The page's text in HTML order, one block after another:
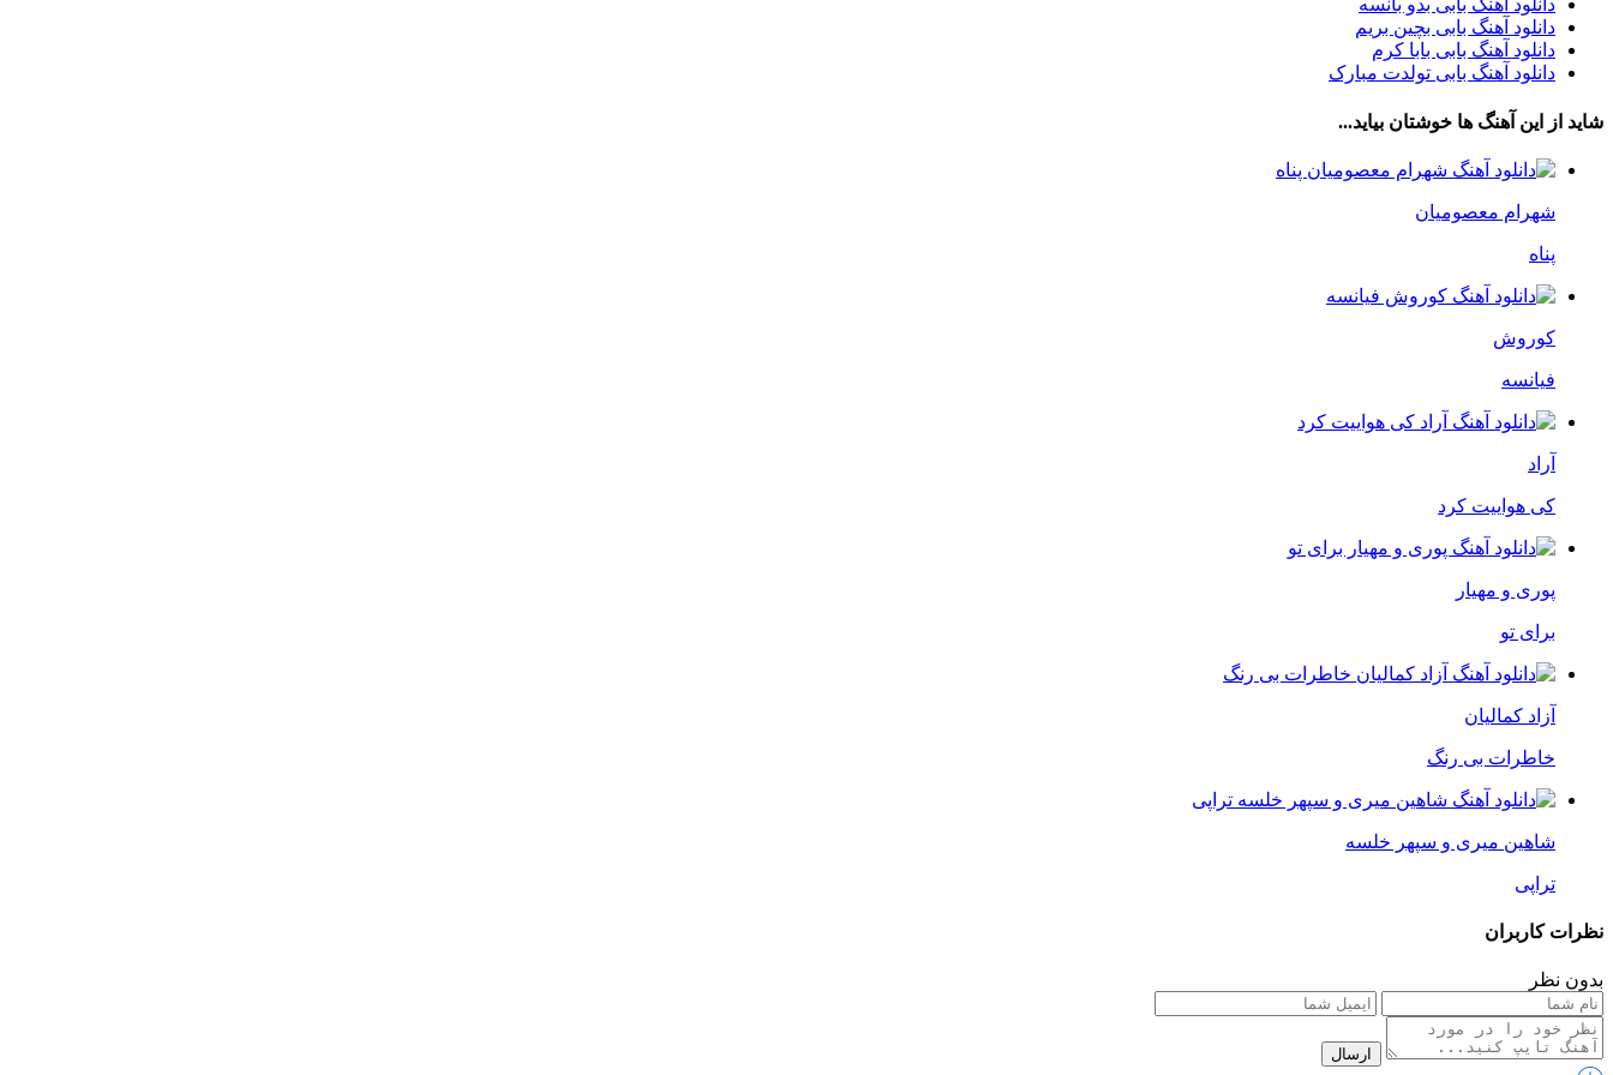
دانلود آهنگ بابی بدو بانسه
دانلود آهنگ بابی بچین بریم
دانلود آهنگ بابی بابا کرم
دانلود آهنگ بابی تولدت مبارک
شاید از این آهنگ ها خوشتان بیاید...
شهرام معصومیان
پناه
کوروش
فیانسه
آراد
کی هواییت کرد
پوری و مهیار
برای تو
آزاد کمالیان
خاطرات بی رنگ
شاهین میری و سپهر خلسه
تراپی
نظرات کاربران
بدون نظر
ارسال